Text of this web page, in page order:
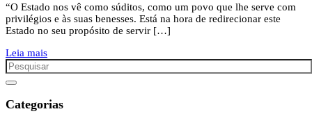
“O Estado nos vê como súditos, como um povo que lhe serve com
privilégios e às suas benesses. Está na hora de redirecionar este
Estado no seu propósito de servir […]
Leia mais
Categorias